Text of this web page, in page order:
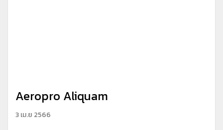
Aeropro Aliquam
3 เม.ย 2566